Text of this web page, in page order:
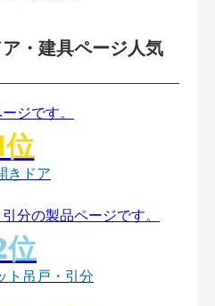
・建具ページ人気
きドア
ト吊戸・引分